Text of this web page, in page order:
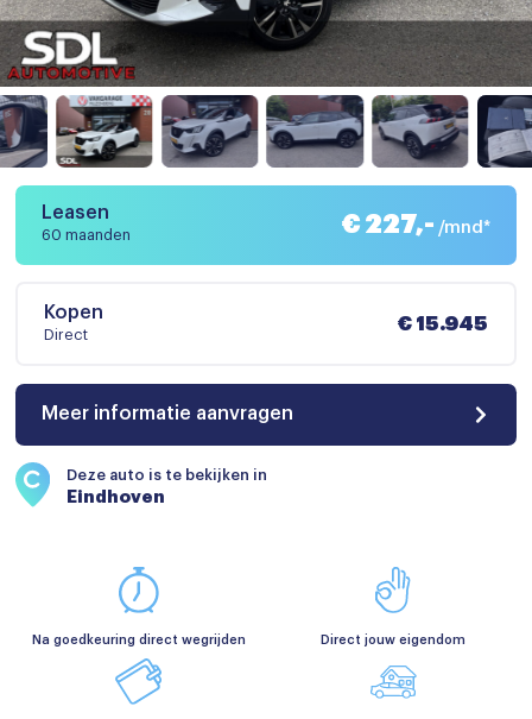
Leasen
60 maanden € 227,- /mnd*
Kopen
Direct
€ 15.945
Meer informatie aanvragen
Deze auto is te bekijken in
Eindhoven
Na goedkeuring direct wegrijden Direct jouw eigendom